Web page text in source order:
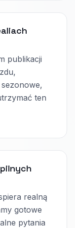
publikacji
ten
realną
gotowe
pytania